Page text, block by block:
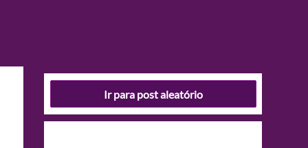
Ir para post aleatório